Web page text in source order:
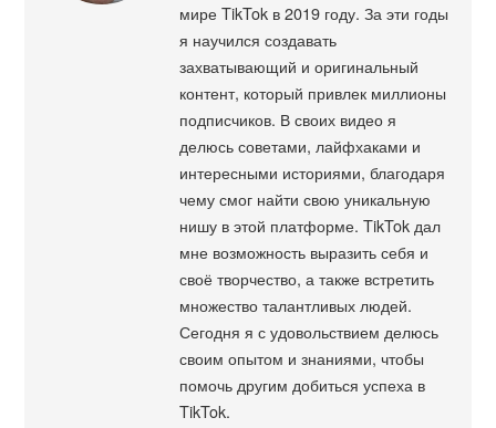
мире TikTok в 2019 году. За эти годы
я научился создавать
захватывающий и оригинальный
контент, который привлек миллионы
подписчиков. В своих видео я
делюсь советами, лайфхаками и
интересными историями, благодаря
чему смог найти свою уникальную
нишу в этой платформе. TikTok дал
мне возможность выразить себя и
своё творчество, а также встретить
множество талантливых людей.
Сегодня я с удовольствием делюсь
своим опытом и знаниями, чтобы
помочь другим добиться успеха в
TikTok.